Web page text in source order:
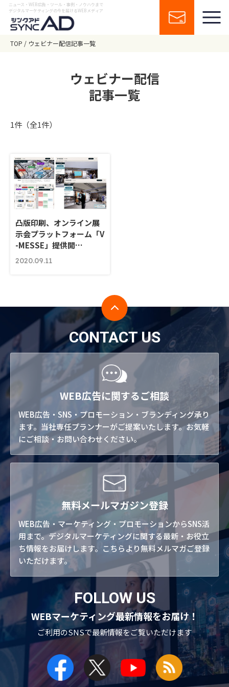
ニュース・WEB広告・ツール・事例・ノウハウまで
デジタルマーケティングの今を届けるWEBメディア
TOP ウェビナー配信記事一覧
ウェビナー配信
記事一覧
1件（全1件）
凸版印刷、オンライン展
示会プラットフォーム「V
-MESSE」提供開…
2020.09.11
CONTACT US
WEB広告に関するご相談
WEB広告・SNS・プロモーション・ブランディング承り
ます。当社専任プランナーがご提案いたします。お気軽
にご相談・お問い合わせください。
無料メールマガジン登録
WEB広告・マーケティング・プロモーションからSNS活
用まで。デジタルマーケティングに関する最新・お役立
ち情報をお届けします。こちらより無料メルマガご登録
いただけます。
FOLLOW US
WEBマーケティング最新情報をお届け！
ご利用のSNSで最新情報をご覧いただけます